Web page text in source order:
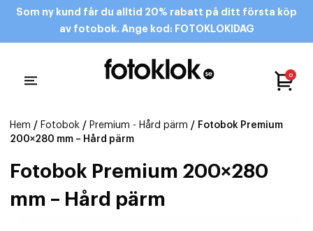
Som ny kund får du alltid 20% rabatt på ditt första köp
av fotobok. Ange kod: FOTOKLOKIDAG
0
Hem / Fotobok / Premium - Hård pärm / Fotobok Premium
200×280 mm – Hård pärm
Fotobok Premium 200×280
mm – Hård pärm